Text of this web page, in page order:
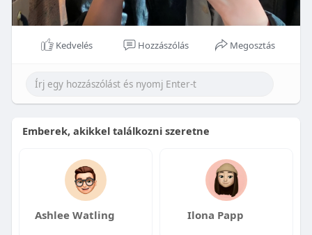
Kedvelés Hozzászólás Megosztás
Emberek, akikkel találkozni szeretne
Ashlee Watling Ilona Papp